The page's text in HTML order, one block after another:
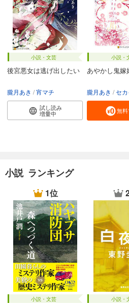
小説・文芸
後宮悪女は逃げ出したい
朧月あき 宵マチ
試し読み
増量中
小説・
あやかし鬼嫁
朧月あき セ
無
小説 ランキング
1位
小説・文芸 小説・